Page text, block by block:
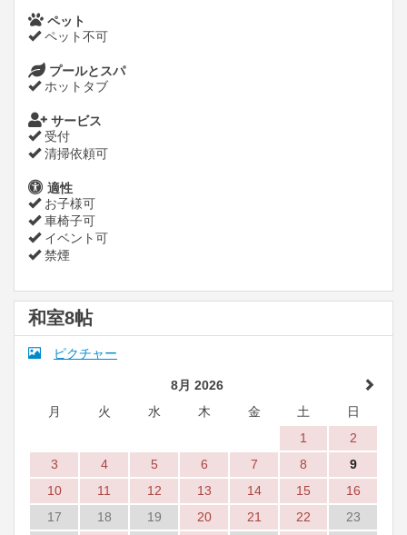
ペット
ペット不可
プールとスパ
ホットタブ
サービス
受付
清掃依頼可
適性
お子様可
車椅子可
イベント可
禁煙
和室8帖
ピクチャー
8月 2026
月
火 水 木 金 土
日
1
2
3
4 5 6 7 8
9
10
11 12 13 14 15
16
17
18 19 20 21 22
23